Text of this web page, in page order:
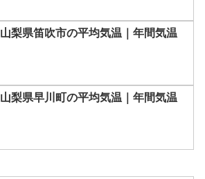
山梨県笛吹市の平均気温｜年間気温
山梨県早川町の平均気温｜年間気温